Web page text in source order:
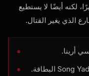
لكنه أيضًا لا يستطيع
الذي يغير القتال.